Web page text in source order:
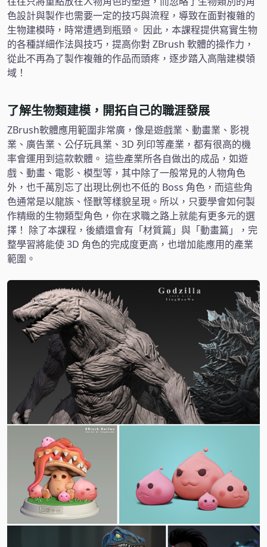
色設計與製作也需要一定的技巧與流程，導致在面對複雜的
生物建模時，時常遭遇到瓶頸。 因此，本課程提供寫實生物
的各種詳細作法與技巧，提高你對 ZBrush 軟體的操作力，
從此不再為了製作複雜的作品而頭疼，逐步踏入高階建模領
域！
了解生物類建模，開拓自己的職涯發展
ZBrush軟體應用範圍非常廣，像是遊戲業、動畫業、影視
業、廣告業、公仔玩具業、3D 列印等產業，都有很高的機
率會運用到這款軟體。 這些產業所各自做出的成品，如遊
戲、動畫、電影、模型等，其中除了一般常見的人物角色
外，也千萬別忘了出現比例也不低的 Boss 角色，而這些角
色通常是以龍族、怪獸等樣貌呈現。所以，只要學會如何製
作精緻的生物類型角色，你在求職之路上就能有更多元的選
擇！ 除了本課程，後續還會有「材質篇」與「動畫篇」，完
整學習將能使 3D 角色的完成度更高，也增加能應用的產業
範圍。